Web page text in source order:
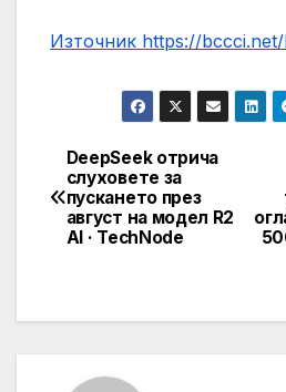
Източник https://
Post
navigation
DeepSeek отрича
слуховете за
пускането през
август на модел R2
AI · TechNode